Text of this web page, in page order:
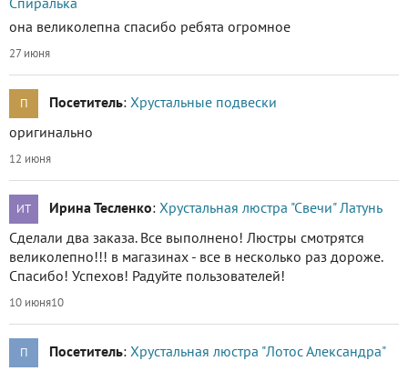
она великолепна спасибо ребята огромное
27 июня
П Посетитель: Хрустальные подвески
оригинально
12 июня
ИТ Ирина Тесленко: Хрустальная люстра "Свечи" Латунь
Сделали два заказа. Все выполнено! Люстры смотрятся
великолепно!!! в магазинах - все в несколько раз дороже.
Спасибо! Успехов! Радуйте пользователей!
10 июня10
П Посетитель: Хрустальная люстра "Лотос Александра"